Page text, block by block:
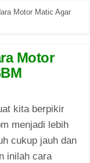
Motor Matic Agar
Motor
kita berpikir
menjadi lebih
cukup jauh dan
inilah cara